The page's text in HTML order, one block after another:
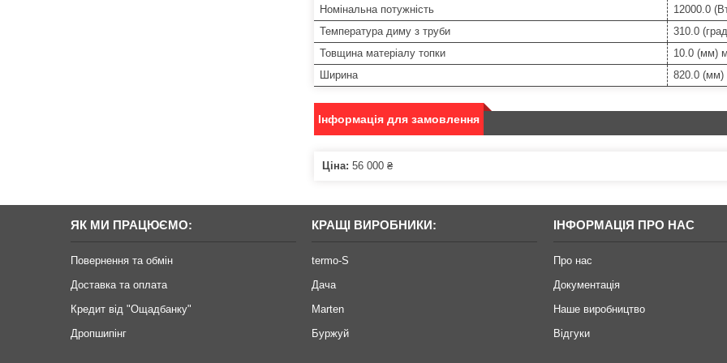
Номінальна потужність
12000.0
Температура диму з труби
310.0
Товщина матеріалу топки
10.0 (мм)
Ширина
820.0 (мм)
Інформація для замовлення
Ціна: 56 000 ₴
ЯК МИ ПРАЦЮЄМО:
Повернення та обмін
Доставка та оплата
Кредит від "Ощадбанку"
Дропшипінг
КРАЩІ ВИРОБНИКИ:
termo-S
Дача
Marten
Буржуй
ІНФОРМАЦІЯ ПРО НАС
Про нас
Документація
Наше виробництво
Відгуки